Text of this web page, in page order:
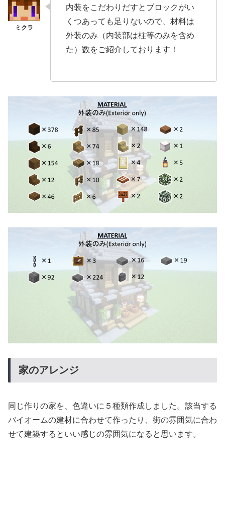
内装をこだわりだすとブロックがい
くつあっても足りないので、材料は
外装のみ（内装部は柱等のみを含め
た）数をご紹介しております！
家のアレンジ
同じ作りの家を、色違いに５種類作成しました。該当する
バイオームの建材に合わせて作ったり、街の雰囲気に合わ
せて建築するといい感じの雰囲気になると思います。